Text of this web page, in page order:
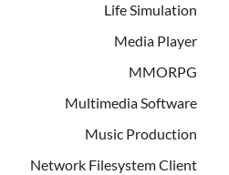
Life Simulation
Media Player
MMORPG
Multimedia Software
Music Production
Network Filesystem Client